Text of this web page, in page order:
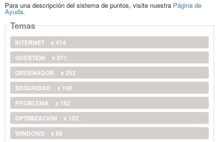
Para una descripción del sistema de puntos, visite nuestra Página de
Ayuda.
Temas
INTERNET
x 414
QUESTION
x 371
ORDENADOR
x 252
SEGURIDAD
x 190
PROBLEMA
x 182
OPTIMIZACIÓN
x 122
WINDOWS
x 88